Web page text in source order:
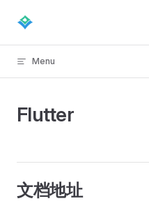
Skip to content
Menu
Flutter
文档地址